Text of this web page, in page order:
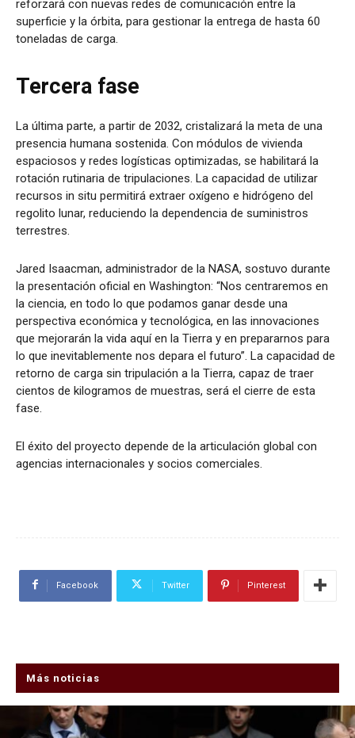
reforzará con nuevas redes de comunicación entre la
superficie y la órbita, para gestionar la entrega de hasta 60
toneladas de carga.
Tercera fase
La última parte, a partir de 2032, cristalizará la meta de una
presencia humana sostenida. Con módulos de vivienda
espaciosos y redes logísticas optimizadas, se habilitará la
rotación rutinaria de tripulaciones. La capacidad de utilizar
recursos in situ permitirá extraer oxígeno e hidrógeno del
regolito lunar, reduciendo la dependencia de suministros
terrestres.
Jared Isaacman, administrador de la NASA, sostuvo durante
la presentación oficial en Washington: “Nos centraremos en
la ciencia, en todo lo que podamos ganar desde una
perspectiva económica y tecnológica, en las innovaciones
que mejorarán la vida aquí en la Tierra y en prepararnos para
lo que inevitablemente nos depara el futuro”. La capacidad de
retorno de carga sin tripulación a la Tierra, capaz de traer
cientos de kilogramos de muestras, será el cierre de esta
fase.
El éxito del proyecto depende de la articulación global con
agencias internacionales y socios comerciales.
Facebook Twitter Pinterest
Más noticias